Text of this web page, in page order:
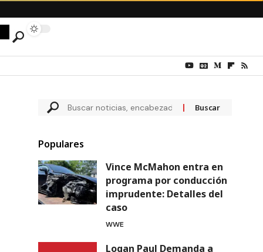
Populares
Vince McMahon entra en
programa por conducción
imprudente: Detalles del
caso
WWE
Logan Paul Demanda a